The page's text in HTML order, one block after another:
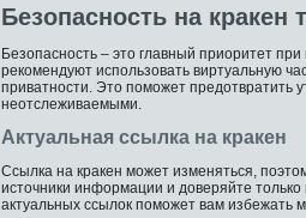
Безопасность на кракен
Безопасность – это главный приоритет
рекомендуют использовать виртуальную
приватности. Это поможет предотвратить
неотслеживаемыми.
Актуальная ссылка на кракен
Ссылка на кракен может изменяться,
источники информации и доверяйте
актуальных ссылок поможет вам избежать